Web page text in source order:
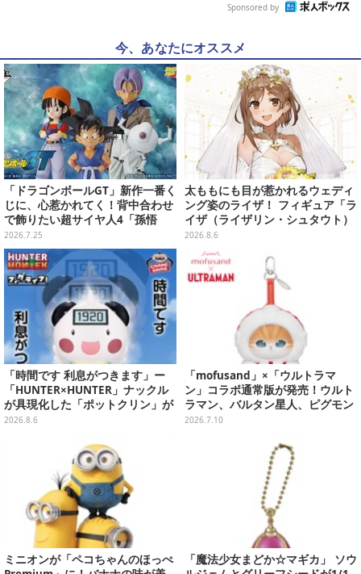
Sponsored by
今、あなたにオススメ
「ドラゴンボールGT」新作一番く
じに、心惹かれてく！背中合わせ
で飾りたい超サイヤ人4「孫悟
空」「ベジータ」など豪華ライン
ナップ
2026.7.25
太ももにも目が惹かれるウェディ
ング姿のライザ！ フィギュア「ラ
イザ（ライザリン・シュタウト）
ウェディングStyle」が8月7日よ
り予約受付開始
2026.8.6
「時間です 利息がつきます」ー
「HUNTER×HUNTER」ナックル
が具現化した「ポットクリン」が
貯金箱としてプライズ展開
2026.8.6
「mofusand」×「ウルトラマ
ン」コラボ通常版が発売！ウルト
ラマン、バルタン星人、ピグモン
のコスチュームを着た“にゃん
2026.7.10
ミニオンが「ペコちゃんのほっぺ
「魔法少女まどか☆マギカ」 ソウ